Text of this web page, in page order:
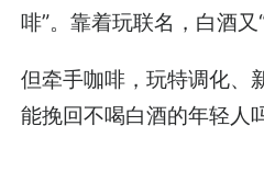
啡”。靠着玩联名，白酒又
但牵手咖啡，玩特调化、
能挽回不喝白酒的年轻人